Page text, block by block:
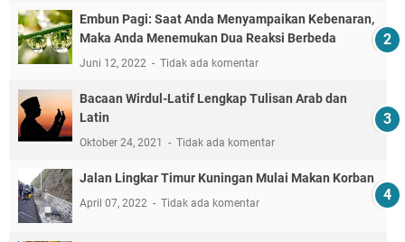
Embun Pagi: Saat Anda Menyampaikan Kebenaran,
Maka Anda Menemukan Dua Reaksi Berbeda
Juni 12, 2022 Tidak ada komentar
Bacaan Wirdul-Latif Lengkap Tulisan Arab dan
Latin
Oktober 24, 2021 Tidak ada komentar
Jalan Lingkar Timur Kuningan Mulai Makan Korban
April 07, 2022 Tidak ada komentar